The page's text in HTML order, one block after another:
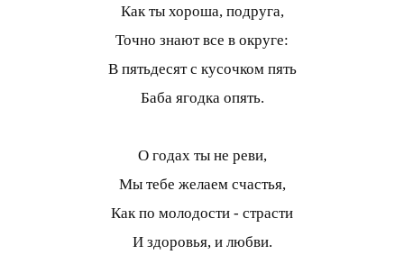
Как ты хороша, подруга,
Точно знают все в округе:
В пятьдесят с кусочком пять
Баба ягодка опять.
О годах ты не реви,
Мы тебе желаем счастья,
Как по молодости - страсти
И здоровья, и любви.